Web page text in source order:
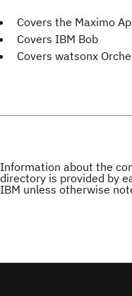
Covers the Maximo
Covers IBM Bob
Covers watsonx
Information about the
directory is provided by
IBM unless otherwise